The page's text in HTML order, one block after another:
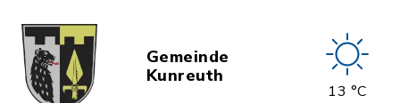
Gemeinde
Kunreuth
13 °C